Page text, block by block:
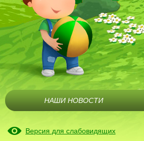
Версия для слабовидящих
НАШИ НОВОСТИ